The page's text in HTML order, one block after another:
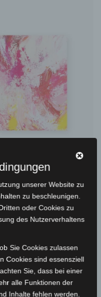
unserer Website zu
zu beschleunigen.
oder Cookies zu
des Nutzerverhaltens
Sie Cookies zulassen
Cookies sind essensziell
Sie, dass bei einer
alle Funktionen der
Inhalte fehlen werden.